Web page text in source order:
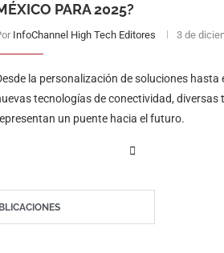
PARA 2025?
InfoChannel High Tech Editores 3 de
la personalización de soluciones hasta
tecnologías de conectividad, diversas
un puente hacia el futuro.